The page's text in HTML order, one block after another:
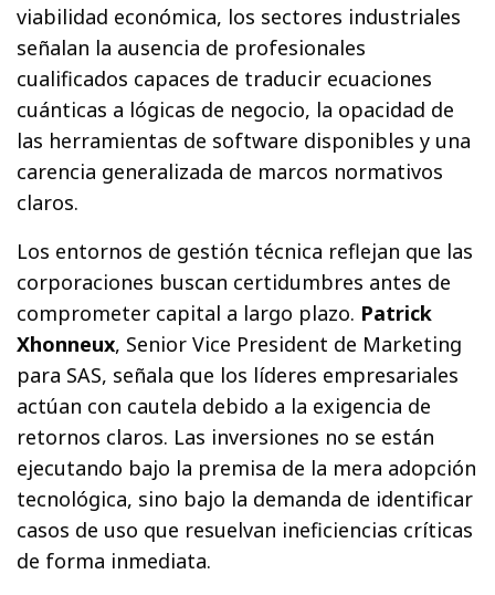
viabilidad económica, los sectores industriales
señalan la ausencia de profesionales
cualificados capaces de traducir ecuaciones
cuánticas a lógicas de negocio, la opacidad de
las herramientas de software disponibles y una
carencia generalizada de marcos normativos
claros.
Los entornos de gestión técnica reflejan que las
corporaciones buscan certidumbres antes de
comprometer capital a largo plazo. Patrick
Xhonneux, Senior Vice President de Marketing
para SAS, señala que los líderes empresariales
actúan con cautela debido a la exigencia de
retornos claros. Las inversiones no se están
ejecutando bajo la premisa de la mera adopción
tecnológica, sino bajo la demanda de identificar
casos de uso que resuelvan ineficiencias críticas
de forma inmediata.